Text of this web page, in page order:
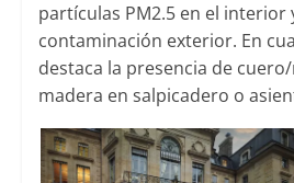
partículas PM2.5 en el interior
contaminación exterior. En
destaca la presencia de
madera en salpicadero o